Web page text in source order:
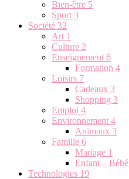
Bien-être 5
Sport 3
Société 32
Art 1
Culture 2
Enseignement 6
Formation 4
Loisirs 7
Cadeaux 3
Shopping 3
Emploi 4
Environnement 4
Animaux 3
Famille 6
Mariage 1
Enfant – Bébé
Technologies 19